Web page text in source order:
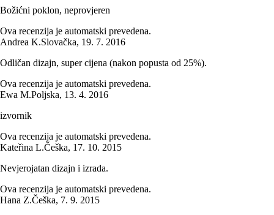
Božićni poklon, neprovjeren
Ova recenzija je automatski prevedena.
Andrea K.Slovačka, 19. 7. 2016
Odličan dizajn, super cijena (nakon popusta od 25%).
Ova recenzija je automatski prevedena.
Ewa M.Poljska, 13. 4. 2016
izvornik
Ova recenzija je automatski prevedena.
Kateřina L.Češka, 17. 10. 2015
Nevjerojatan dizajn i izrada.
Ova recenzija je automatski prevedena.
Hana Z.Češka, 7. 9. 2015